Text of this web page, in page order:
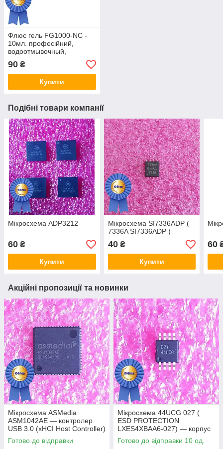
Флюс гель FG1000-NC -
10мл. професійний,
водоотмывочный,
водосмываемый
90 ₴
Купити
Подібні товари компанії
Мікросхема ADP3212
60 ₴
Купити
Мікросхема SI7336ADP (
7336A SI7336ADP )
40₴
Купити
60
Акційні пропозиції та новинки
Мікросхема ASMedia
ASM1042AE — контролер
USB 3.0 (xHCI Host Controller)
Готово до відправки
Мікросхема 44UCG 027 (
ESD PROTECTION
LXES4XBAA6-027) — корпус
msop8
Готово до відправки 10 од.